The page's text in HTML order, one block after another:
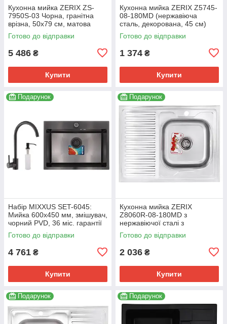
Кухонна мийка ZERIX ZS-
7950S-03 Чорна, гранітна
врізна, 50x79 см, матова
(ZX4580)
Готово до відправки
5 486 ₴
Купити
Кухонна мийка ZERIX Z5745-
08-180MD (нержавіюча
сталь, декорована, 45 см)
(ZM0615)
Готово до відправки
1 374 ₴
Купити
Подарунок
Набір MIXXUS SET-6045:
Мийка 600x450 мм, змішувач,
чорний PVD, 36 міс. гарантії
(MX0587)
Готово до відправки
4 761 ₴
Купити
Подарунок
Кухонна мийка ZERIX
Z8060R-08-180MD з
нержавіючої сталі з
мікродекором 800x600 мм
(ZS0610)
Готово до відправки
2 036 ₴
Купити
Подарунок Подарунок